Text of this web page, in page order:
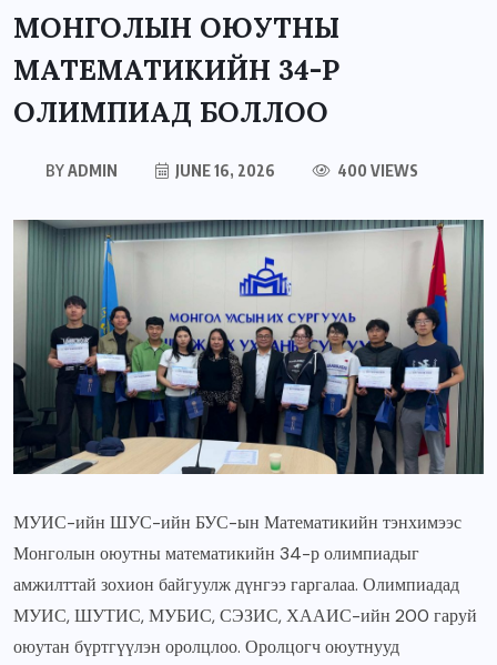
МОНГОЛЫН ОЮУТНЫ
МАТЕМАТИКИЙН 34-Р
ОЛИМПИАД БОЛЛОО
BYADMIN JUNE 16, 2026 400 VIEWS
МУИС-ийн ШУС-ийн БУС-ын Математикийн тэнхимээс
Монголын оюутны математикийн 34-р олимпиадыг
амжилттай зохион байгуулж дүнгээ гаргалаа. Олимпиадад
МУИС, ШУТИС, МУБИС, СЭЗИС, ХААИС-ийн 200 гаруй
оюутан бүртгүүлэн оролцлоо. Оролцогч оюутнууд